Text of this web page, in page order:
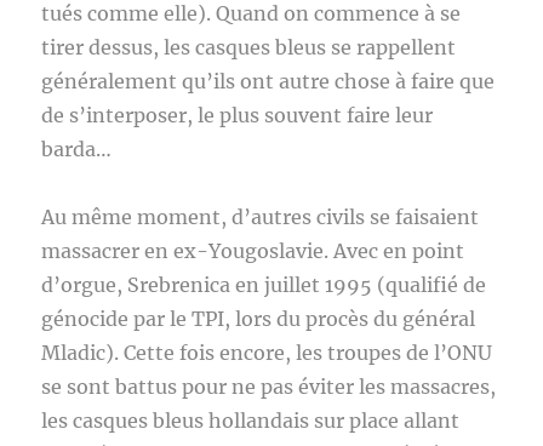
tués comme elle). Quand on commence à se
tirer dessus, les casques bleus se rappellent
généralement qu’ils ont autre chose à faire que
de s’interposer, le plus souvent faire leur
barda…
Au même moment, d’autres civils se faisaient
massacrer en ex-Yougoslavie. Avec en point
d’orgue, Srebrenica en juillet 1995 (qualifié de
génocide par le TPI, lors du procès du général
Mladic). Cette fois encore, les troupes de l’ONU
se sont battus pour ne pas éviter les massacres,
les casques bleus hollandais sur place allant